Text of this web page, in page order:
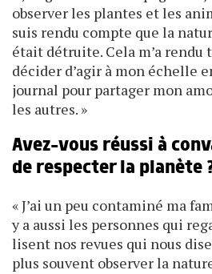
observer les plantes et les
suis rendu compte que la
était détruite. Cela m’a rendu
décider d’agir à mon échelle
journal pour partager mon
les autres. »
Avez-vous réussi à
de respecter la planète
« J’ai un peu contaminé ma
y a aussi les personnes qui
lisent nos revues qui nous
plus souvent observer la